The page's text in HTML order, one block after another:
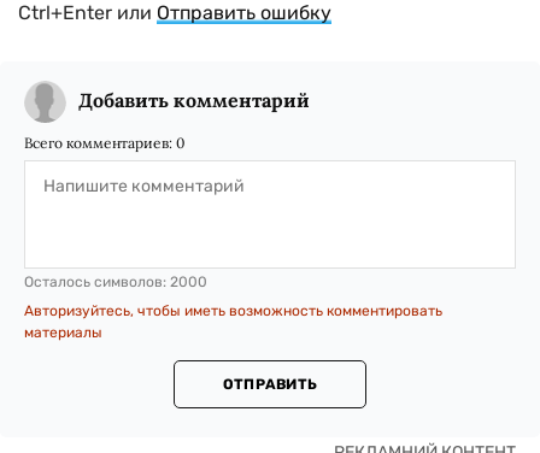
Ctrl+Enter или Отправить ошибку
Добавить комментарий
Всего комментариев: 0
Осталось символов: 2000
Авторизуйтесь, чтобы иметь возможность комментировать
материалы
ОТПРАВИТЬ